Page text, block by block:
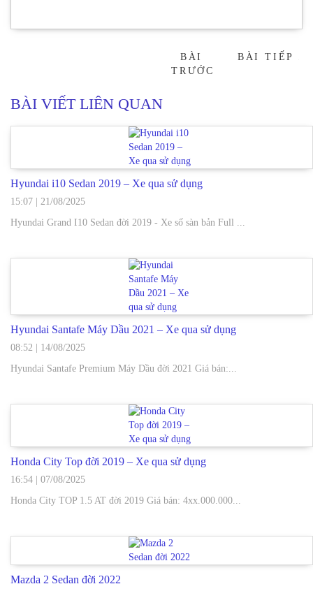
BÀI
TRƯỚC
BÀI TIẾP→
BÀI VIẾT LIÊN QUAN
Hyundai i10 Sedan 2019 – Xe qua sử dụng
15:07
21/08/2025
Hyundai Grand I10 Sedan đời 2019 - Xe số sàn bản Full ...
Hyundai Santafe Máy Dầu 2021 – Xe qua sử dụng
08:52
14/08/2025
Hyundai Santafe Premium Máy Dầu đời 2021 Giá bán:...
Honda City Top đời 2019 – Xe qua sử dụng
16:54
07/08/2025
Honda City TOP 1.5 AT đời 2019 Giá bán: 4xx.000.000...
Mazda 2 Sedan đời 2022